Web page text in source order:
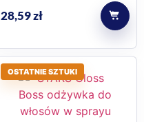
28,59zł
OSTATNIE SZTUKI